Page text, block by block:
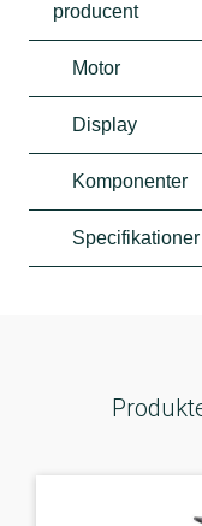
producent
Motor
Display
Komponenter
Specifikationer